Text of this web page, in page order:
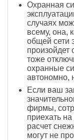
Охранная
случаях
всему, она,
общей сети
произойдет
тоже
охранные
автономно,
Если ваш
фирмы,
приехать
расчет
могут не